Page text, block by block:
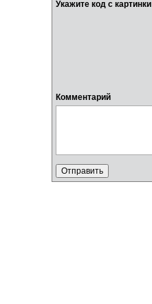
Укажите код с картинки
Комментарий